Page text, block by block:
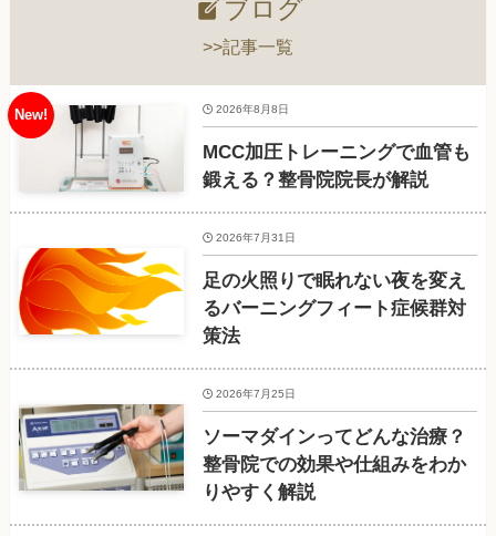
ブログ
>>記事一覧
MCC加圧トレーニングで血管も
鍛える？整骨院院長が解説
2026年8月8日
足の火照りで眠れない夜を変え
るバーニングフィート症候群対
策法
2026年7月31日
ソーマダインってどんな治療？
整骨院での効果や仕組みをわか
りやすく解説
2026年7月25日